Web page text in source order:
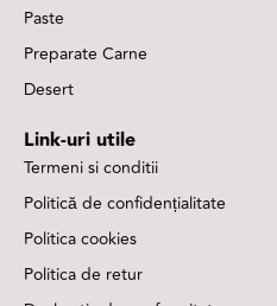
Paste
Preparate Carne
Desert
Link-uri utile
Termeni si conditii
Politică de confidențialitate
Politica cookies
Politica de retur